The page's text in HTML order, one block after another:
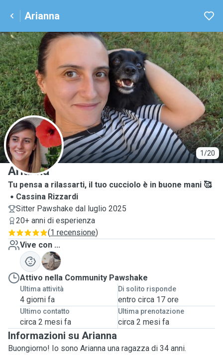
Arianna
1/20
A
Arianna
Tu pensa a rilassarti, il tuo cucciolo è in buone mani 🥰
Cassina Rizzardi
Sitter Pawshake dal luglio 2025
20+ anni di esperienza
(1 recensione)
Vive con ...
C
Attivo nella Community Pawshake
Ultima attività
4 giorni fa
Di solito risponde
entro circa 17 ore
Ultimo contatto
circa 2 mesi fa
Ultima prenotazione
circa 2 mesi fa
Informazioni su Arianna
Buongiorno! Io sono Arianna una ragazza di 34 anni.